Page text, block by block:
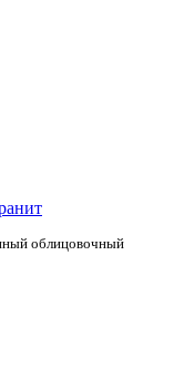
облицовочный